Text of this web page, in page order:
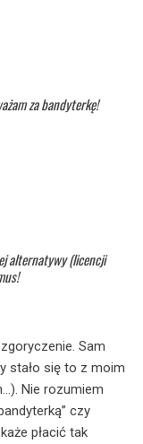
za bandyterkę!
alternatywy (licencji
Sam
stało się to z moim
Nie rozumiem
czy
płacić tak